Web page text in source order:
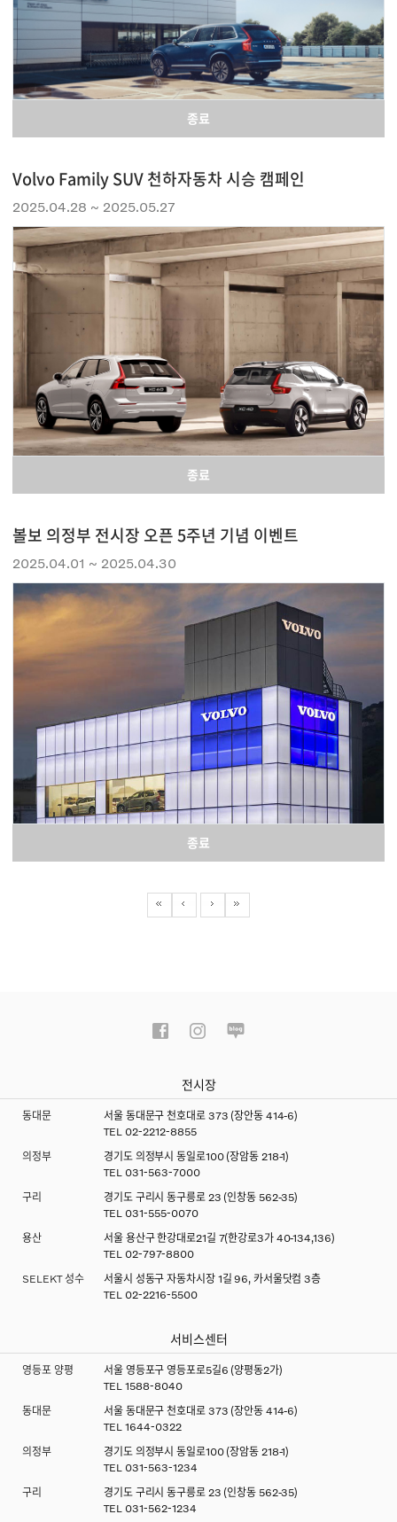
종료
Volvo Family SUV 천하자동차 시승 캠페인
2025.04.28 ~ 2025.05.27
종료
볼보 의정부 전시장 오픈 5주년 기념 이벤트
2025.04.01 ~ 2025.04.30
종료
전시장
동대문
서울 동대문구 천호대로 373 (장안동 414-6)
TEL 02-2212-8855
의정부
경기도 의정부시 동일로100 (장암동 218-1)
TEL 031-563-7000
구리
경기도 구리시 동구릉로 23 (인창동 562-35)
TEL 031-555-0070
용산
서울 용산구 한강대로21길 7(한강로3가 40-134,136)
TEL 02-797-8800
SELEKT 성수
서울시 성동구 자동차시장 1길 96, 카서울닷컴 3층
TEL 02-2216-5500
서비스센터
영등포 양평
서울 영등포구 영등포로5길6 (양평동2가)
TEL 1588-8040
동대문
서울 동대문구 천호대로 373 (장안동 414-6)
TEL 1644-0322
의정부
경기도 의정부시 동일로100 (장암동 218-1)
TEL 031-563-1234
구리
경기도 구리시 동구릉로 23 (인창동 562-35)
TEL 031-562-1234